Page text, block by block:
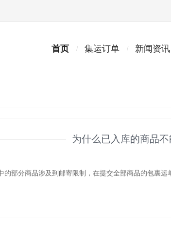
首页 集运订单 新闻资讯
为什么已入库的商品
的部分商品涉及到邮寄限制，在提交全部商品的包裹运